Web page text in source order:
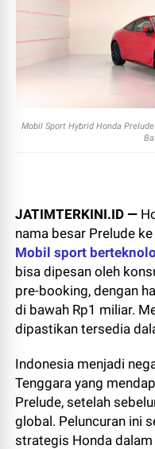
Mobil Sport Hybrid Honda
JATIMTERKINI.ID —
nama besar Prelude
Mobil sport
bisa dipesan oleh
pre-booking, dengan
di bawah Rp1 miliar.
dipastikan tersedia
Indonesia menjadi
Tenggara yang
Prelude, setelah
global. Peluncuran ini
strategis Honda